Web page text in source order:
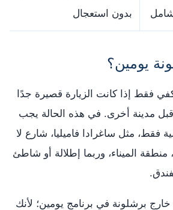
شامل
بدون استعجال
يومين؟
فقط إذا كانت الزيارة قصيرة جدًا
مدينة أخرى. في هذه الحالة يجب
فقط، مثل ساغرادا فاميليا، شارع لا
منطقة الميناء، وربما إطلالة أو شاطئ
برشلونة في برنامج يومين؛ لأنك